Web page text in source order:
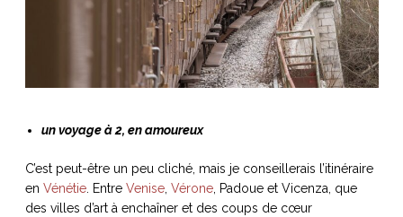
un voyage à 2, en amoureux
C’est peut-être un peu cliché, mais je conseillerais l’itinéraire
en Vénétie. Entre Venise, Vérone, Padoue et Vicenza, que
des villes d’art à enchaîner et des coups de cœur